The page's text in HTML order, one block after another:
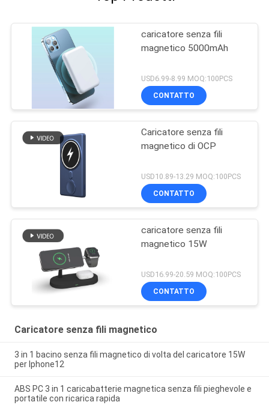
caricatore senza fili
magnetico 5000mAh
USD6.99-8.99 MOQ:100PCS
CONTATTO
Caricatore senza fili
magnetico di OCP
USD10.89-13.29 MOQ:100PCS
CONTATTO
caricatore senza fili
magnetico 15W
USD16.99-20.59 MOQ:100PCS
CONTATTO
Caricatore senza fili magnetico
3 in 1 bacino senza fili magnetico di volta del caricatore 15W
per Iphone12
ABS PC 3 in 1 caricabatterie magnetica senza fili pieghevole e
portatile con ricarica rapida